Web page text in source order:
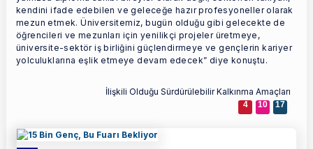
kendini ifade edebilen ve geleceğe hazır profesyoneller olarak
mezun etmek. Üniversitemiz, bugün olduğu gibi gelecekte de
öğrencileri ve mezunları için yenilikçi projeler üretmeye,
üniversite-sektör iş birliğini güçlendirmeye ve gençlerin kariyer
yolculuklarına eşlik etmeye devam edecek” diye konuştu.
İlişkili Olduğu Sürdürülebilir Kalkınma Amaçları
4 10 17